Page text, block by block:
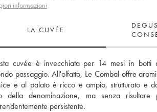
informazioni
LA CUVÉE
cuvée è invecchiata per 14 mesi in
passaggio. All'olfatto, Le Combal offre
e al palato è ricco e ampio, strutturato e
della denominazione, ma senza
persistente.